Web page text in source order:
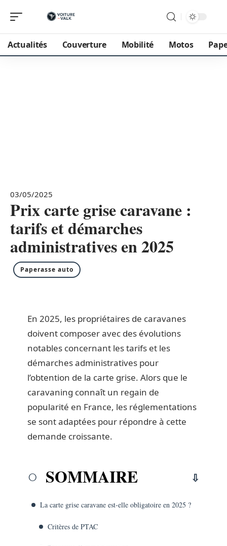
Actualités Couverture Mobilité Motos
03/05/2025
Prix carte grise caravane :
tarifs et démarches
administratives en 2025
Paperasse auto
En 2025, les propriétaires de caravanes
doivent composer avec des évolutions
notables concernant les tarifs et les
démarches administratives pour
l’obtention de la carte grise. Alors que le
caravaning connaît un regain de
popularité en France, les réglementations
se sont adaptées pour répondre à cette
demande croissante.
SOMMAIRE
La carte grise caravane est-elle obligatoire en 2025 ?
Critères de PTAC